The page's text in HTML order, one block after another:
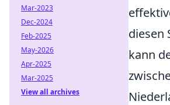
diesen
kann
Mar-2023
Dec-2024
Feb-2025
May-2026
Apr-2025
Mar-2025
View all archives